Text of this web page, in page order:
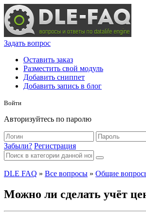
Задать вопрос
Оставить заказ
Разместить свой модуль
Добавить сниппет
Добавить запись в блог
Войти
Авторизуйтесь по паролю
Забыли? Регистрация
DLE FAQ » Все вопросы » Общие
Можно ли сделать учёт